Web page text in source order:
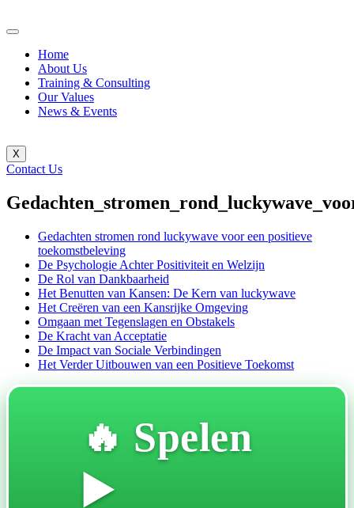
Home
About Us
Training & Consulting
Our Values
News & Events
X
Contact Us
Gedachten stromen rond luckywave voor een positieve
toekomstbeleving
De Psychologie Achter Positiviteit en Welzijn
De Rol van Dankbaarheid
Het Benutten van Kansen: De Kern van luckywave
Het Creëren van een Kansrijke Omgeving
Omgaan met Tegenslagen en Obstakels
De Kracht van Acceptatie
De Impact van Sociale Verbindingen
Het Verder Uitbouwen van een Positieve Toekomst
🔥 Spelen
▶️